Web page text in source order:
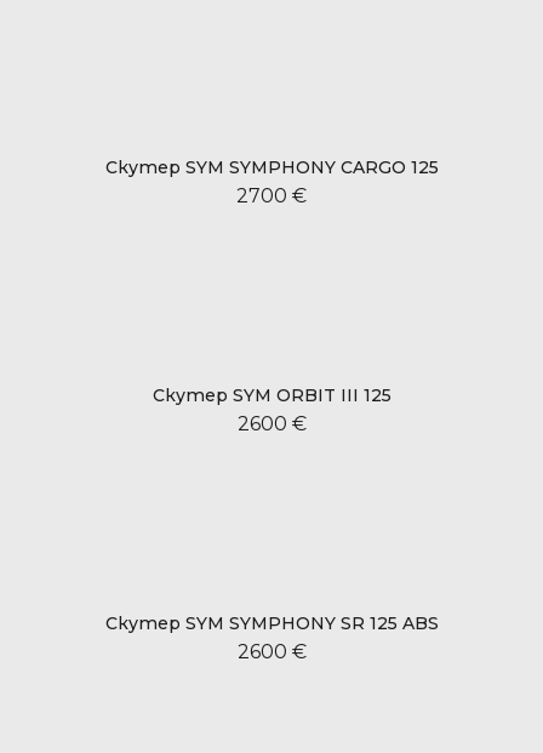
Скутер SYM SYMPHONY CARGO 125
2700 €
Скутер SYM ORBIT III 125
2600 €
Скутер SYM SYMPHONY SR 125 ABS
2600 €